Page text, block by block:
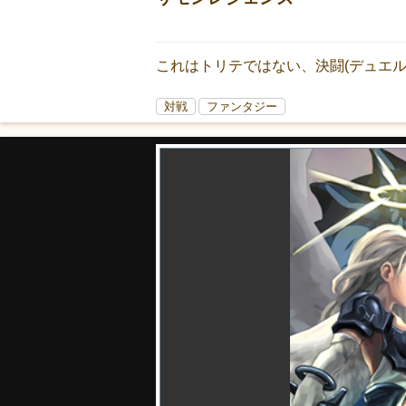
これはトリテではない、決闘(デュエ
対戦 ファンタジー